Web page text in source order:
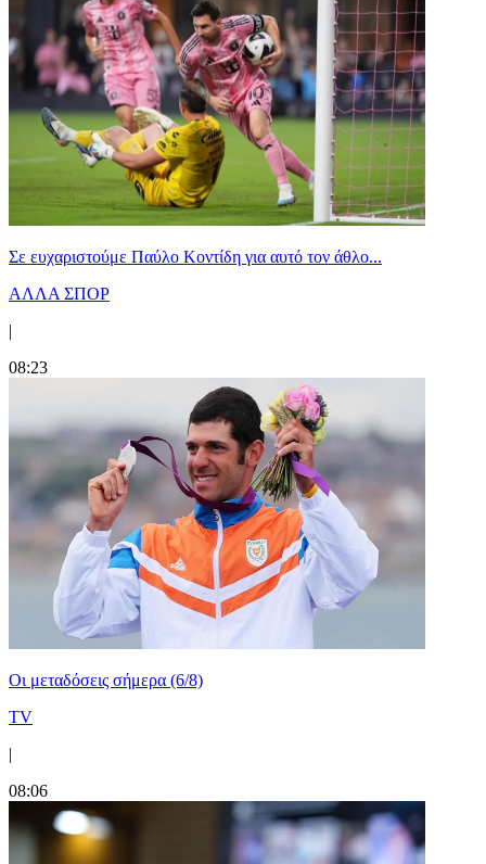
Σε ευχαριστούμε Παύλο Κοντίδη για αυτό τον άθλο...
ΑΛΛΑ ΣΠΟΡ
|
08:23
Οι μεταδόσεις σήμερα (6/8)
TV
|
08:06